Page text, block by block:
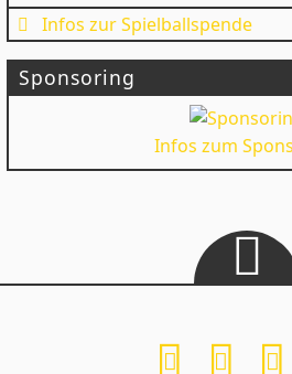
Infos zur Spielballspende
Sponsoring
Infos zum